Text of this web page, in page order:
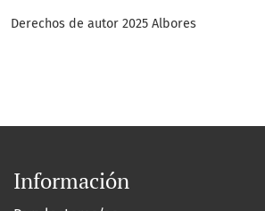
Derechos de autor 2025 Albores
Información